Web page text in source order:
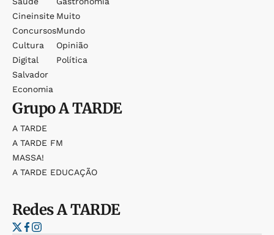
Cineinsite
Concursos
Cultura
Digital
Salvador
Economia
Muito
Mundo
Opinião
Política
GrupoA TARDE
A TARDE
A TARDE FM
MASSA!
A TARDE EDUCAÇÃO
RedesA TARDE